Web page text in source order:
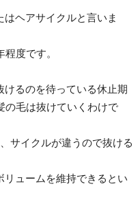
ヘアサイクルと言いま
度です。
るのを待っている休止期
の毛は抜けていくわけで
サイクルが違うので抜ける
リュームを維持できるとい